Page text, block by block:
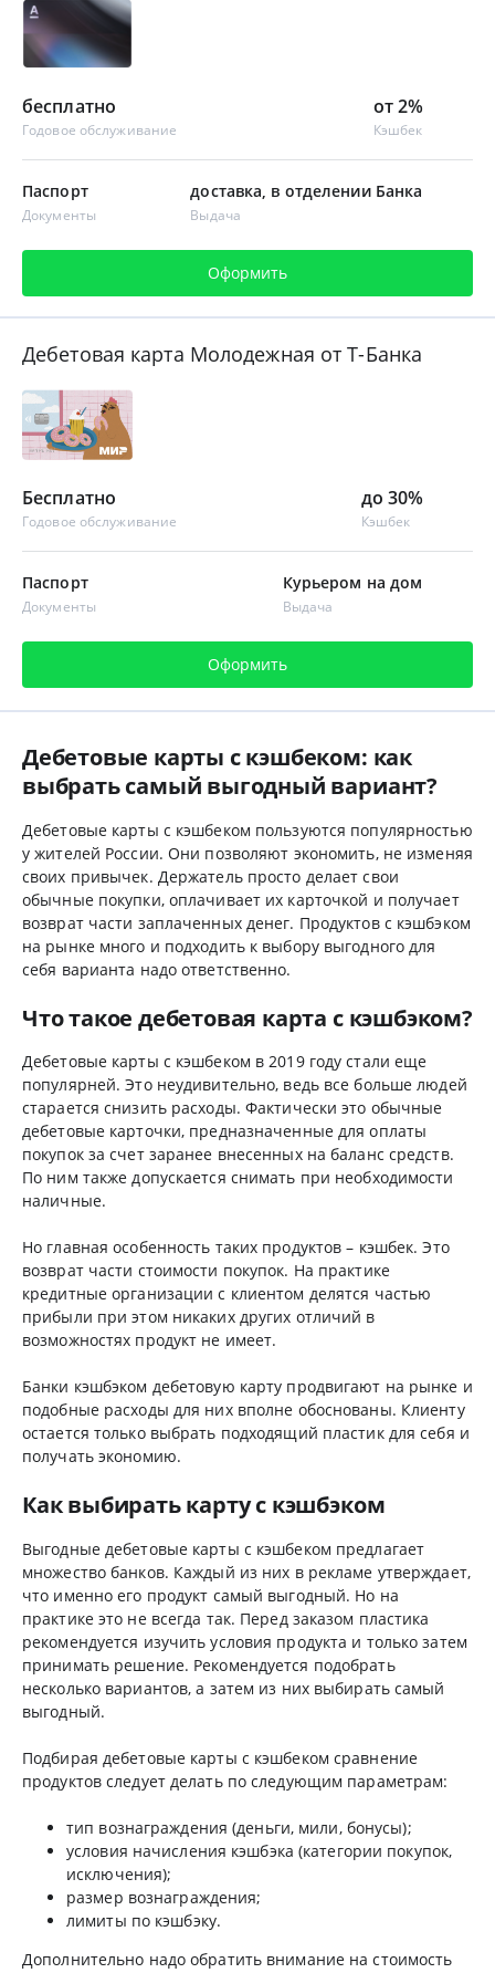
бесплатно
Годовое обслуживание
от 2%
Кэшбек
Паспорт
Документы
доставка, в отделении Банка
Выдача
Оформить
Дебетовая карта Молодежная от Т-Банка
Бесплатно
Годовое обслуживание
до 30%
Кэшбек
Паспорт
Документы
Курьером на дом
Выдача
Оформить
Дебетовые карты с кэшбеком: как
выбрать самый выгодный вариант?
Дебетовые карты с кэшбеком пользуются популярностью
у жителей России. Они позволяют экономить, не изменяя
своих привычек. Держатель просто делает свои
обычные покупки, оплачивает их карточкой и получает
возврат части заплаченных денег. Продуктов с кэшбэком
на рынке много и подходить к выбору выгодного для
себя варианта надо ответственно.
Что такое дебетовая карта с кэшбэком?
Дебетовые карты с кэшбеком в 2019 году стали еще
популярней. Это неудивительно, ведь все больше людей
старается снизить расходы. Фактически это обычные
дебетовые карточки, предназначенные для оплаты
покупок за счет заранее внесенных на баланс средств.
По ним также допускается снимать при необходимости
наличные.
Но главная особенность таких продуктов – кэшбек. Это
возврат части стоимости покупок. На практике
кредитные организации с клиентом делятся частью
прибыли при этом никаких других отличий в
возможностях продукт не имеет.
Банки кэшбэком дебетовую карту продвигают на рынке и
подобные расходы для них вполне обоснованы. Клиенту
остается только выбрать подходящий пластик для себя и
получать экономию.
Как выбирать карту с кэшбэком
Выгодные дебетовые карты с кэшбеком предлагает
множество банков. Каждый из них в рекламе утверждает,
что именно его продукт самый выгодный. Но на
практике это не всегда так. Перед заказом пластика
рекомендуется изучить условия продукта и только затем
принимать решение. Рекомендуется подобрать
несколько вариантов, а затем из них выбирать самый
выгодный.
Подбирая дебетовые карты с кэшбеком сравнение
продуктов следует делать по следующим параметрам:
тип вознаграждения (деньги, мили, бонусы);
условия начисления кэшбэка (категории покупок,
исключения);
размер вознаграждения;
лимиты по кэшбэку.
Дополнительно надо обратить внимание на стоимость